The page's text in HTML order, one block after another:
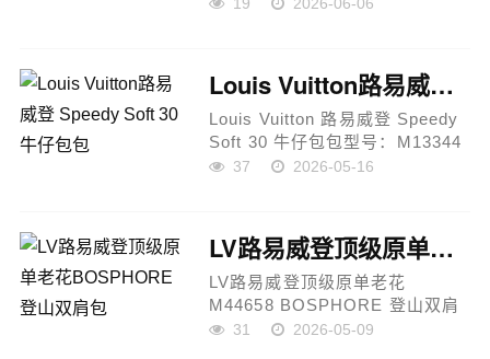
cm适用性别：男女同款产品描
述：这款LV路...
Louis Vuitton路易威登 Speedy Soft 30牛仔包包
Louis Vuitton 路易威登 Speedy
Soft 30 牛仔包包型号：M13344
尺寸：30 × 21 × 17 cm面料：棉
背适用性别：女士产品描述：本
款Louis...
37 2026-05-16
LV路易威登顶级原单老花BOSPHORE登山双肩包
LV路易威登顶级原单老花
M44658 BOSPHORE 登山双肩
包品牌：LV路易威登材质：
31 2026-05-09